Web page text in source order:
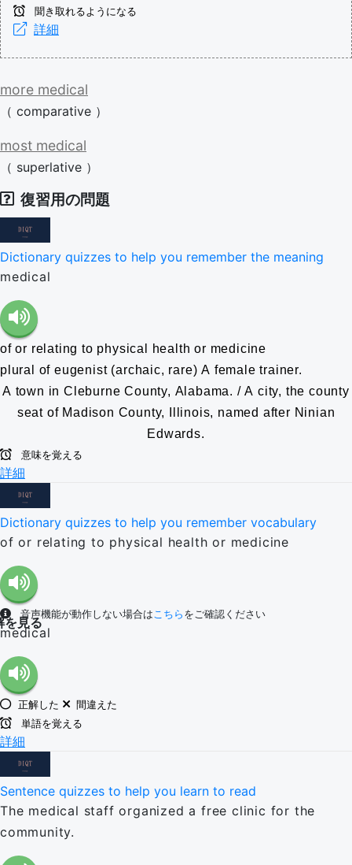
聞き取れるようになる
詳細
more medical
（ comparative ）
most medical
（ superlative ）
復習用の問題
Dictionary quizzes to help you remember the meaning
medical
of or relating to physical health or medicine
plural of eugenist (archaic, rare) A female trainer.
A town in Cleburne County, Alabama. / A city, the county
seat of Madison County, Illinois, named after Ninian
Edwards.
意味を覚える
詳細
Dictionary quizzes to help you remember vocabulary
of or relating to physical health or medicine
音声機能が動作しない場合はこちら をご確認ください
を見る
medical
正解した
間違えた
単語を覚える
詳細
Sentence quizzes to help you learn to read
The medical staff organized a free clinic for the
community.